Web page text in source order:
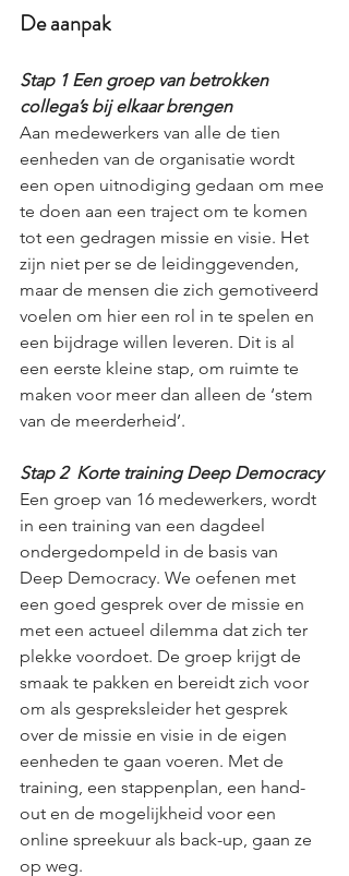
De aanpak
Stap 1 Een groep van betrokken
collega’s bij elkaar brengen
Aan medewerkers van alle de tien
eenheden van de organisatie wordt
een open uitnodiging gedaan om mee
te doen aan een traject om te komen
tot een gedragen missie en visie. Het
zijn niet per se de leidinggevenden,
maar de mensen die zich gemotiveerd
voelen om hier een rol in te spelen en
een bijdrage willen leveren. Dit is al
een eerste kleine stap, om ruimte te
maken voor meer dan alleen de ‘stem
van de meerderheid’.
Stap 2  Korte training Deep Democracy
Een groep van 16 medewerkers, wordt
in een training van een dagdeel
ondergedompeld in de basis van
Deep Democracy. We oefenen met
een goed gesprek over de missie en
met een actueel dilemma dat zich ter
plekke voordoet. De groep krijgt de
smaak te pakken en bereidt zich voor
om als gespreksleider het gesprek
over de missie en visie in de eigen
eenheden te gaan voeren. Met de
training, een stappenplan, een hand-
out en de mogelijkheid voor een
online spreekuur als back-up, gaan ze
op weg.